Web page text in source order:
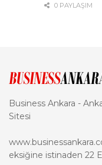
0 PAYLAŞIM
Business Ankara -
Sitesi
eksiğine istinaden 22